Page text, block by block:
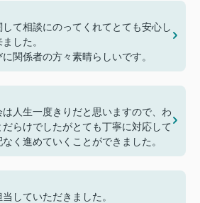
て相談にのってくれてとても安心し
した。
関係者の方々素晴らしいです。
人生一度きりだと思いますので、わ
らけでしたがとても丁寧に対応して
く進めていくことができました。
していただきました。